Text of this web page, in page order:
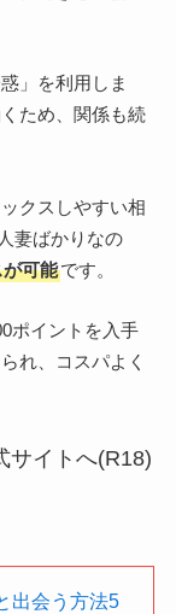
」を利用しま
ため、関係も続
クスしやすい相
妻ばかりなの
可能です。
ポイントを入手
れ、コスパよく
サイトへ(R18)
出会う方法5